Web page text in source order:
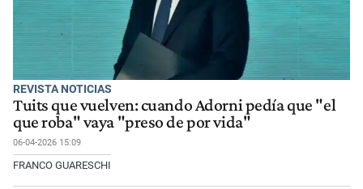
REVISTA NOTICIAS
Tuits que vuelven: cuando Adorni pedía que "el
que roba" vaya "preso de por vida"
06-04-2026 15:09
FRANCO GUARESCHI